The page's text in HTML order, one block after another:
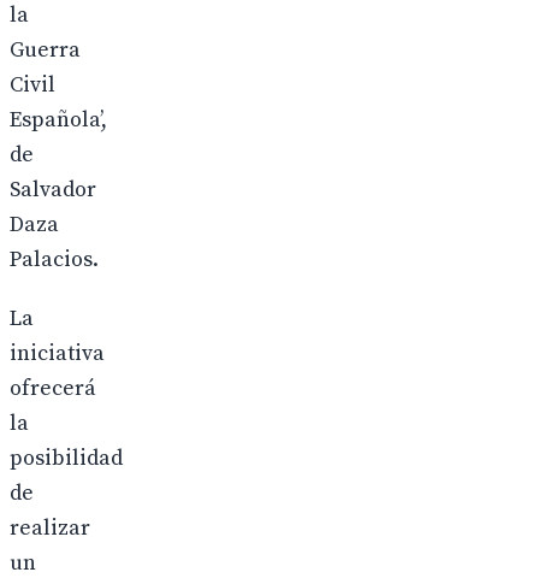
la
Guerra
Civil
Española’,
de
Salvador
Daza
Palacios.
La
iniciativa
ofrecerá
la
posibilidad
de
realizar
un